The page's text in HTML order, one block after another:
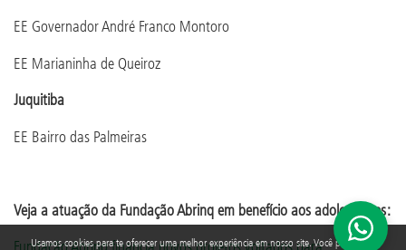
Usamos cookies para te oferecer uma melhor experiência em nosso site. Você pode
EE Governador André Franco Montoro
EE Marianinha de Queiroz
Juquitiba
EE Bairro das Palmeiras
Veja a atuação da Fundação Abrinq em benefício aos adolescentes:
Fundação Abrinq financia novos projetos voltados para